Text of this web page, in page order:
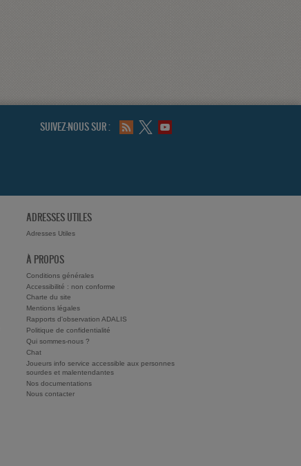
SUIVEZ-NOUS SUR :
ADRESSES UTILES
Adresses Utiles
À PROPOS
Conditions générales
Accessibilité : non conforme
Charte du site
Mentions légales
Rapports d'observation ADALIS
Politique de confidentialité
Qui sommes-nous ?
Chat
Joueurs info service accessible aux personnes
sourdes et malentendantes
Nos documentations
Nous contacter